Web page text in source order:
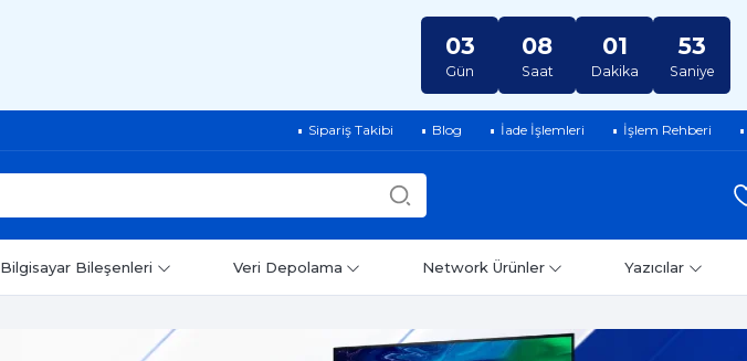
03
Gün
08
Saat
01
Dakika
52
Saniye
Sipariş Takibi Blog İade İşlemleri İşlem Rehberi
Bilgisayar Bileşenleri Veri Depolama Network Ürünler Yazıcılar